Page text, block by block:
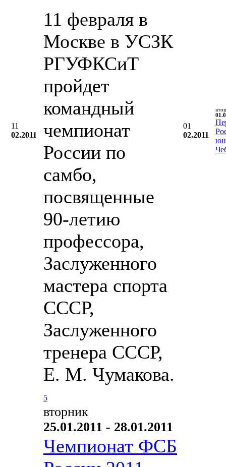
11
02.2011
11 февраля в
Москве в УСЗК
РГУФКСиТ
пройдет
командный
чемпионат
России по
самбо,
посвященные
90-летию
профессора,
Заслуженного
мастера спорта
СССР,
Заслуженного
тренера СССР,
Е. М. Чумакова.
5
01
02.2011
вторник
25.01.2011 - 28.01.2011
Чемпионат ФСБ